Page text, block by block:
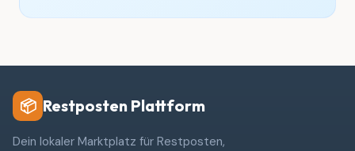
📦 Restposten Plattform
Dein lokaler Marktplatz für Restposten,